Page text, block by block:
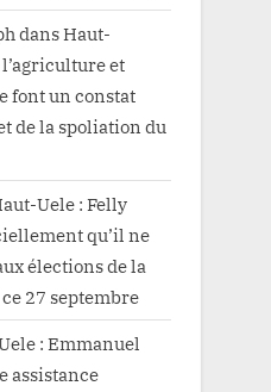
dansHaut-
et
font un constat
de la spoliation du
Uele : Felly
qu’il ne
élections de la
27 septembre
: Emmanuel
assistance